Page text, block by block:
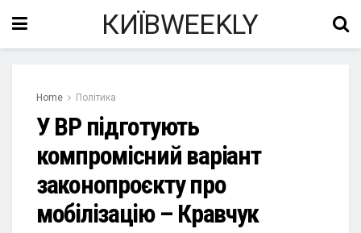
КИЇВWEEKLY
Home Політика
У ВР підготують
компромісний варіант
законопроєкту про
мобілізацію – Кравчук